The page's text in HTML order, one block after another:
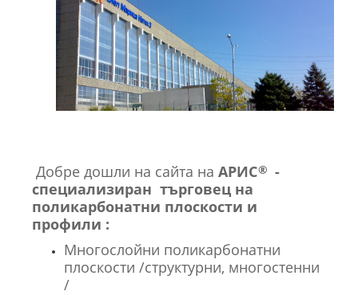
Добре дошли на сайта на АРИС® -
специализиран търговец на
поликарбонатни плоскости и
профили :
Многослойни поликарбонатни
плоскости /структурни, многостенни
/